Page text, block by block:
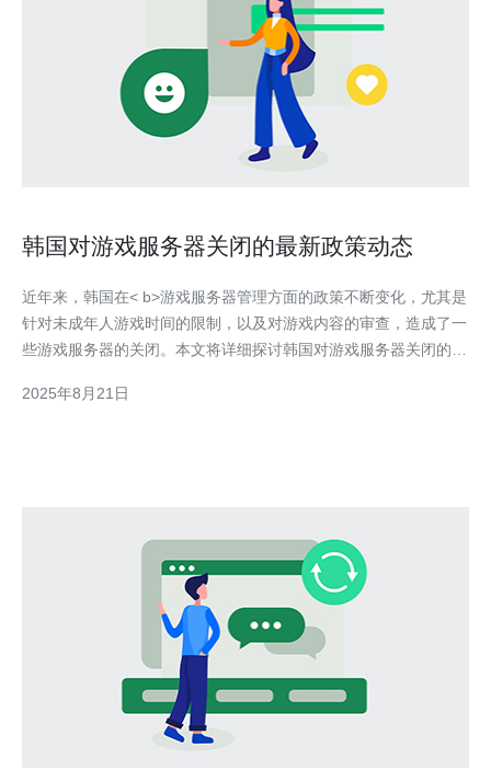
韩国对游戏服务器关闭的最新政策动态
近年来，韩国在< b>游戏服务器管理方面的政策不断变化，尤其是
针对未成年人游戏时间的限制，以及对游戏内容的审查，造成了一
些游戏服务器的关闭。本文将详细探讨韩国对游戏服务器关闭的最
对< b>德讯电讯的介绍。 政策背景与影响 韩国政府在过去几年
2025年8月21日